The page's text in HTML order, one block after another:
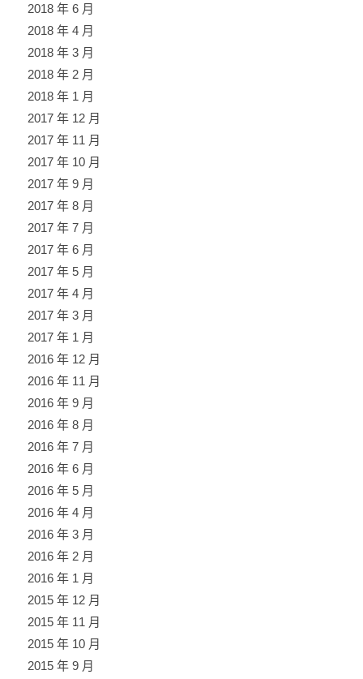
2018 年 6 月
2018 年 4 月
2018 年 3 月
2018 年 2 月
2018 年 1 月
2017 年 12 月
2017 年 11 月
2017 年 10 月
2017 年 9 月
2017 年 8 月
2017 年 7 月
2017 年 6 月
2017 年 5 月
2017 年 4 月
2017 年 3 月
2017 年 1 月
2016 年 12 月
2016 年 11 月
2016 年 9 月
2016 年 8 月
2016 年 7 月
2016 年 6 月
2016 年 5 月
2016 年 4 月
2016 年 3 月
2016 年 2 月
2016 年 1 月
2015 年 12 月
2015 年 11 月
2015 年 10 月
2015 年 9 月